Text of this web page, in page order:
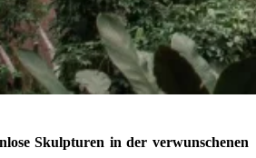
Skulpturen in der verwunschenen